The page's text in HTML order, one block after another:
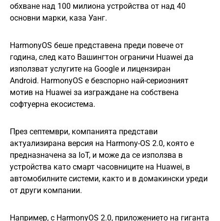
обхване над 100 милиона устройства от над 40
основни марки, каза Уанг.
HarmonyOS беше представена преди повече от
година, след като Вашингтон ограничи Huawei да
използват услугите на Google и лицензиран
Android. HarmonyOS е безспорно най-сериозният
мотив на Huawei за изграждане на собствена
софтуерна екосистема.
През септември, компанията представи
актуализирана версия на Harmony-OS 2.0, която е
предназначена за IoT, и може да се използва в
устройства като смарт часовниците на Huawei, в
автомобилните системи, както и в домакински уреди
от други компании.
Например, с HarmonyOS 2.0, приложението на гиганта